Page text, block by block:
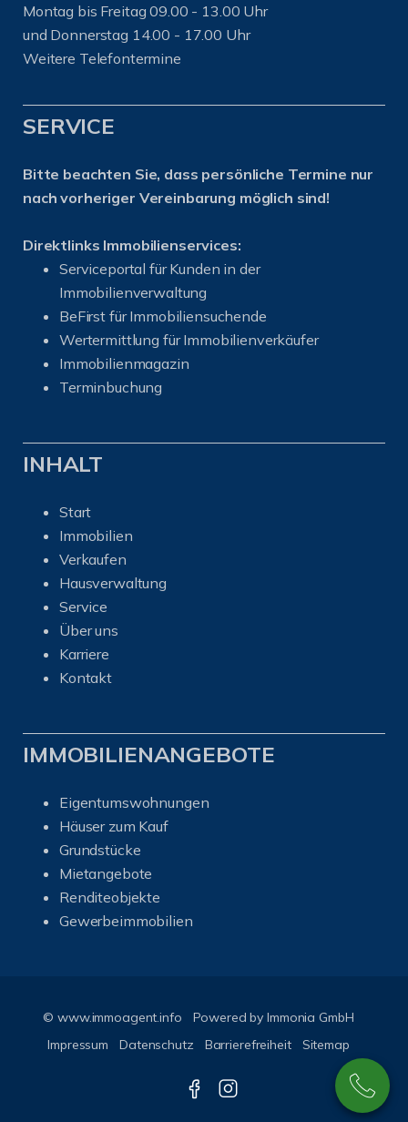
Montag bis Freitag 09.00 - 13.00 Uhr
und Donnerstag 14.00 - 17.00 Uhr
Weitere Telefontermine
SERVICE
Bitte beachten Sie, dass persönliche Termine nur
nach vorheriger Vereinbarung möglich sind!
Direktlinks Immobilienservices:
Serviceportal für Kunden in der
Immobilienverwaltung
BeFirst für Immobiliensuchende
Wertermittlung für Immobilienverkäufer
Immobilienmagazin
Terminbuchung
INHALT
Start
Immobilien
Verkaufen
Hausverwaltung
Service
Über uns
Karriere
Kontakt
IMMOBILIENANGEBOTE
Eigentumswohnungen
Häuser zum Kauf
Grundstücke
Mietangebote
Renditeobjekte
Gewerbeimmobilien
© www.immoagent.info Powered byImmonia GmbH
Impressum
Datenschutz Barrierefreiheit Sitemap